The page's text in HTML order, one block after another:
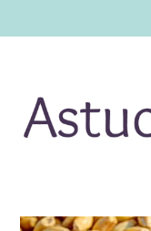
TABAC